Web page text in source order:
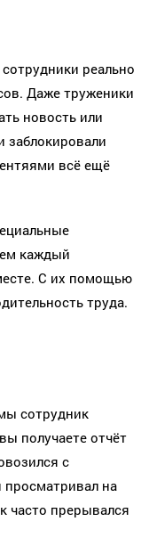
реально
Даже труженики
новость или
заблокировали
всё ещё
каждый
С их помощью
труда.
сотрудник
получаете отчёт
с
просматривал на
часто прерывался